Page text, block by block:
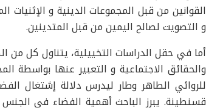
القوانين من قبل المجموعات الدينية و
و التصويت لصالح اليمين من قبل المتدينين.
أما في حقل الدراسات التخييلية، يتناول كل من
والحقائق الاجتماعية و التعبير عنها بواسطة
للروائي الطاهر وطار ليدرس دلالة إشتغال
قسنطينة. يبرز الباحث أهمية الفضاء في الجنس